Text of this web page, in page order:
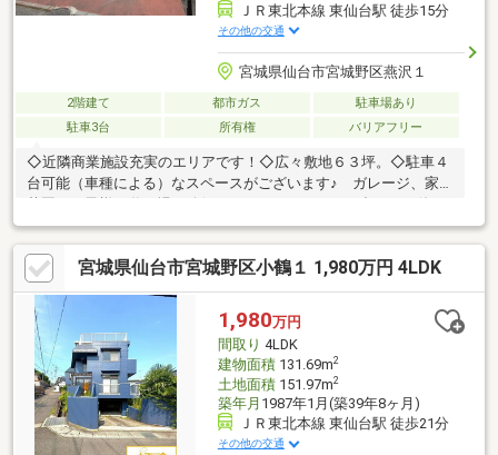
ＪＲ東北本線 東仙台駅 徒歩15分
その他の交通
宮城県仙台市宮城野区燕沢１
2階建て 都市ガス
駐車場あり
駐車3台
所有権 バリアフリー
◇近隣商業施設充実のエリアです！◇広々敷地６３坪。◇駐車４
台可能（車種による）なスペースがございます♪ ガレージ、家庭
菜園、お子様の遊び場の確保と ライフスタイルに合わせた使い
方ができます！！
宮城県仙台市宮城野区小鶴１ 1,980万円 4LDK
1,980万円
間取り 4LDK
建物面積131.69m2
土地面積151.97m2
築年月 1987年1月(築39年8ヶ月)
ＪＲ東北本線 東仙台駅 徒歩21分
その他の交通